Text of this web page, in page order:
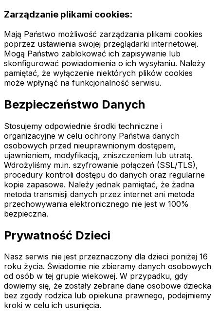
Zarządzanie plikami cookies:
Mają Państwo możliwość zarządzania plikami cookies
poprzez ustawienia swojej przeglądarki internetowej.
Mogą Państwo zablokować ich zapisywanie lub
skonfigurować powiadomienia o ich wysyłaniu. Należy
pamiętać, że wyłączenie niektórych plików cookies
może wpłynąć na funkcjonalność serwisu.
Bezpieczeństwo Danych
Stosujemy odpowiednie środki techniczne i
organizacyjne w celu ochrony Państwa danych
osobowych przed nieuprawnionym dostępem,
ujawnieniem, modyfikacją, zniszczeniem lub utratą.
Wdrożyliśmy m.in. szyfrowanie połączeń (SSL/TLS),
procedury kontroli dostępu do danych oraz regularne
kopie zapasowe. Należy jednak pamiętać, że żadna
metoda transmisji danych przez internet ani metoda
przechowywania elektronicznego nie jest w 100%
bezpieczna.
Prywatność Dzieci
Nasz serwis nie jest przeznaczony dla dzieci poniżej 16
roku życia. Świadomie nie zbieramy danych osobowych
od osób w tej grupie wiekowej. W przypadku, gdy
dowiemy się, że zostały zebrane dane osobowe dziecka
bez zgody rodzica lub opiekuna prawnego, podejmiemy
kroki w celu ich usunięcia.